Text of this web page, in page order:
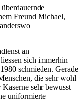
Freund Michael,
an
sich immerhin
schmieden. Gerade
die sehr wohl
sehr bewusst
uniformierte